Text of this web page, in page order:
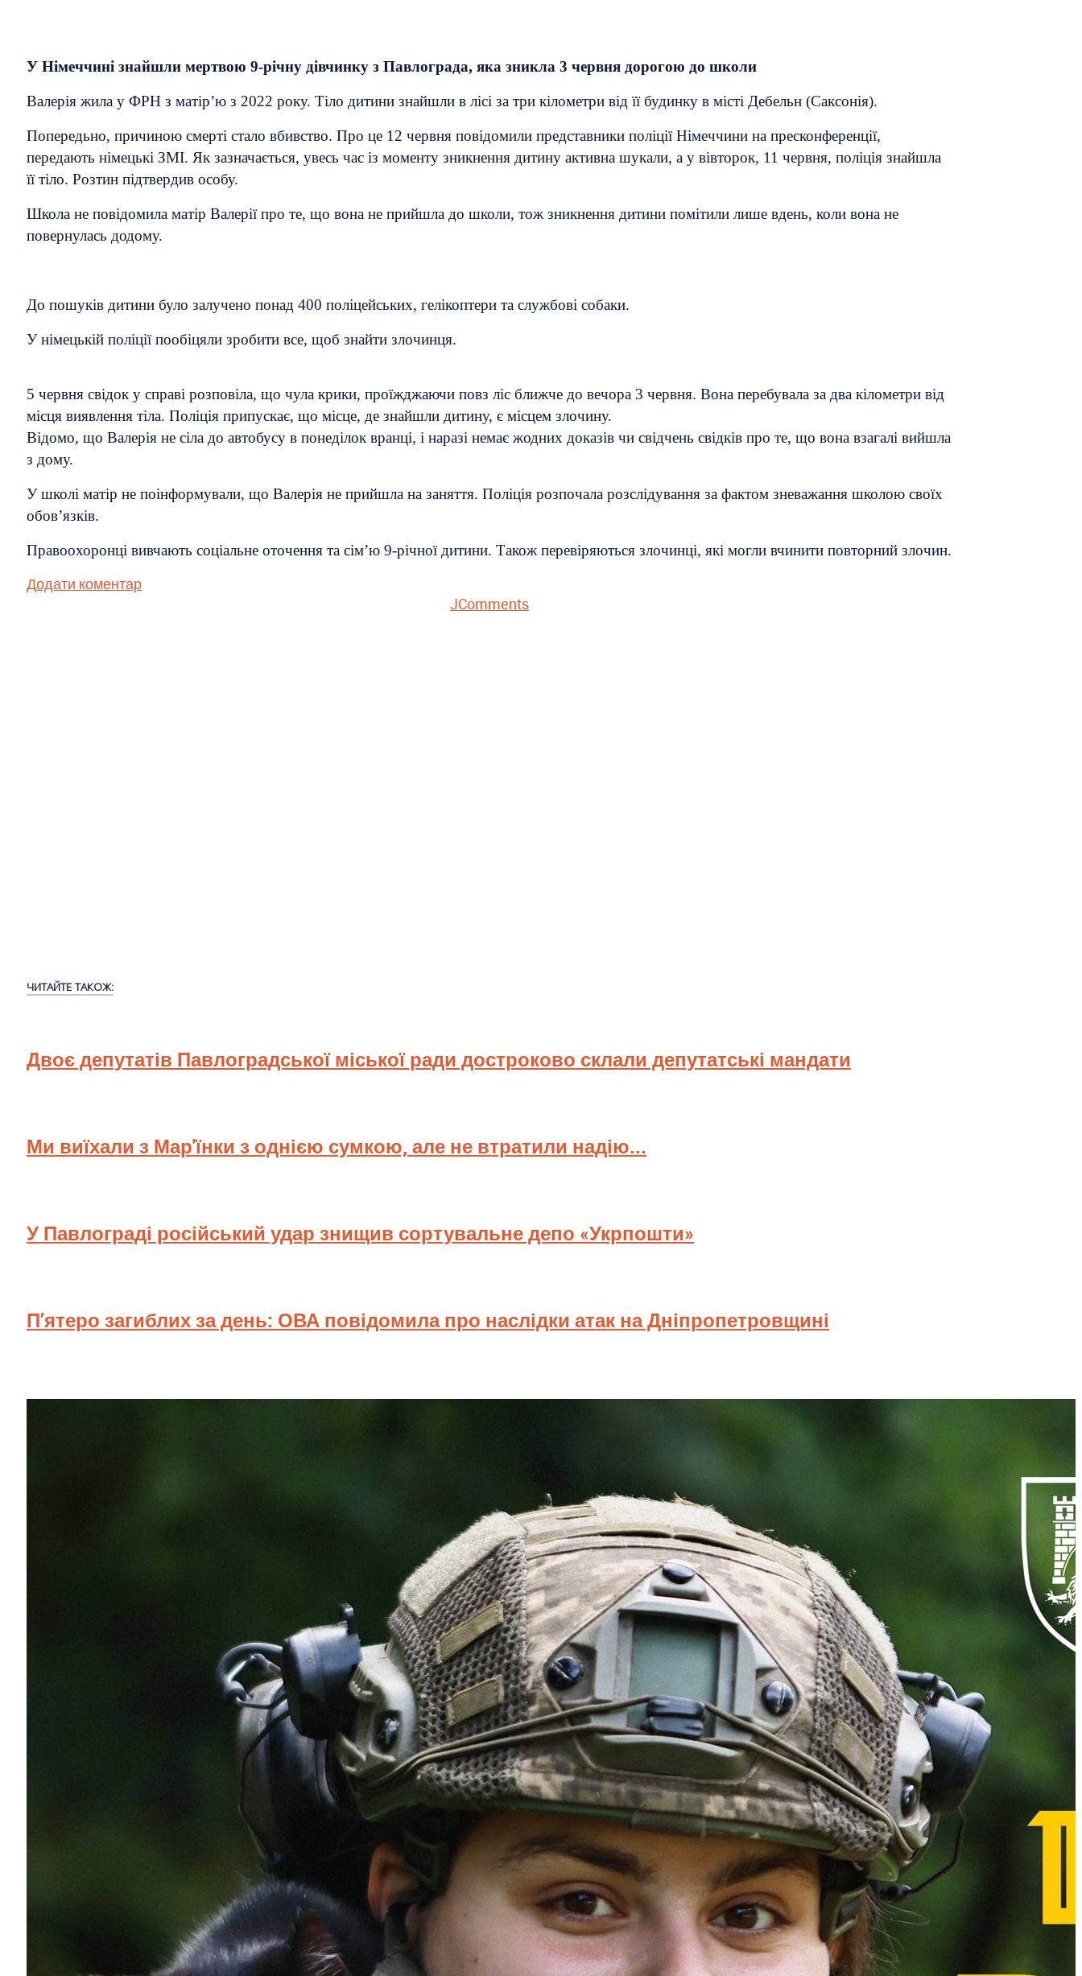
У Німеччині знайшли мертвою 9-річну дівчинку з Павлограда, яка зникла 3 червня дорогою до школи
Валерія жила у ФРН з матір’ю з 2022 року. Тіло дитини знайшли в лісі за три кілометри від її будинку в місті Дебельн (Саксонія).
Попередьно, причиною смерті стало вбивство. Про це 12 червня повідомили представники поліції Німеччини на пресконференції,
передають німецькі ЗМІ. Як зазначається, увесь час із моменту зникнення дитину активна шукали, а у вівторок, 11 червня, поліція знайшла
її тіло. Розтин підтвердив особу.
Школа не повідомила матір Валерії про те, що вона не прийшла до школи, тож зникнення дитини помітили лише вдень, коли вона не
повернулась додому.
До пошуків дитини було залучено понад 400 поліцейських, гелікоптери та службові собаки.
У німецькій поліції пообіцяли зробити все, щоб знайти злочинця.
5 червня свідок у справі розповіла, що чула крики, проїжджаючи повз ліс ближче до вечора 3 червня. Вона перебувала за два кілометри від
місця виявлення тіла. Поліція припускає, що місце, де знайшли дитину, є місцем злочину.
Відомо, що Валерія не сіла до автобусу в понеділок вранці, і наразі немає жодних доказів чи свідчень свідків про те, що вона взагалі вийшла
з дому.
У школі матір не поінформували, що Валерія не прийшла на заняття. Поліція розпочала розслідування за фактом зневажання школою своїх
обов’язків.
Правоохоронці вивчають соціальне оточення та сім’ю 9-річної дитини. Також перевіряються злочинці, які могли вчинити повторний злочин.
Додати коментар
JComments
ЧИТАЙТЕ ТАКОЖ:
Двоє депутатів Павлоградської міської ради достроково склали депутатські мандати
Ми виїхали з Мар'їнки з однією сумкою, але не втратили надію...
У Павлограді російський удар знищив сортувальне депо «Укрпошти»
П’ятеро загиблих за день: ОВА повідомила про наслідки атак на Дніпропетровщині